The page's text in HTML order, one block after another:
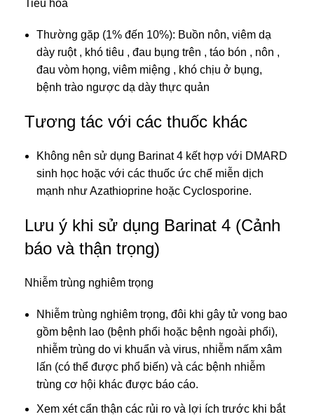
Tiêu hóa
Thường gặp (1% đến 10%): Buồn nôn, viêm dạ
dày ruột , khó tiêu , đau bụng trên , táo bón , nôn ,
đau vòm họng, viêm miệng , khó chịu ở bụng,
bệnh trào ngược dạ dày thực quản
Tương tác với các thuốc khác
Không nên sử dụng Barinat 4 kết hợp với DMARD
sinh học hoặc với các thuốc ức chế miễn dịch
mạnh như Azathioprine hoặc Cyclosporine.
Lưu ý khi sử dụng Barinat 4 (Cảnh
báo và thận trọng)
Nhiễm trùng nghiêm trọng
Nhiễm trùng nghiêm trọng, đôi khi gây tử vong bao
gồm bệnh lao (bệnh phổi hoặc bệnh ngoài phổi),
nhiễm trùng do vi khuẩn và virus, nhiễm nấm xâm
lấn (có thể được phổ biến) và các bệnh nhiễm
trùng cơ hội khác được báo cáo.
Xem xét cẩn thận các rủi ro và lợi ích trước khi bắt